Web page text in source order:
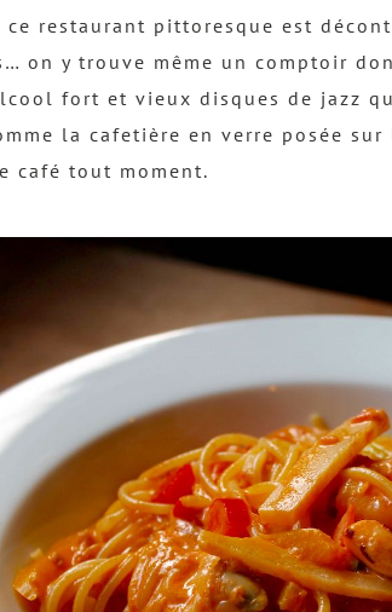
ce restaurant pittoresque est
on y trouve même un comptoir
fort et vieux disques de jazz
la cafetière en verre posée
café tout moment.